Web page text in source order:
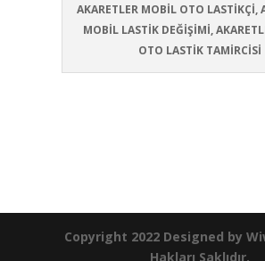
AKARETLER MOBİL OTO LASTİKÇİ,
MOBİL LASTİK DEĞİŞİMİ,
OTO LASTİK TAMİRCİSİ
Copyright 2022 Designed by
Hakları Saklıdır.